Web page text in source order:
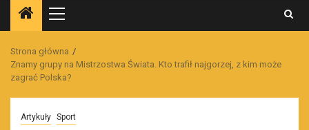
Menu
główne
Strona główna
Znamy grupy na Mistrzostwa Świata. Kto trafił najgorzej, z kim może
zagrać Polska?
Artykuły Sport